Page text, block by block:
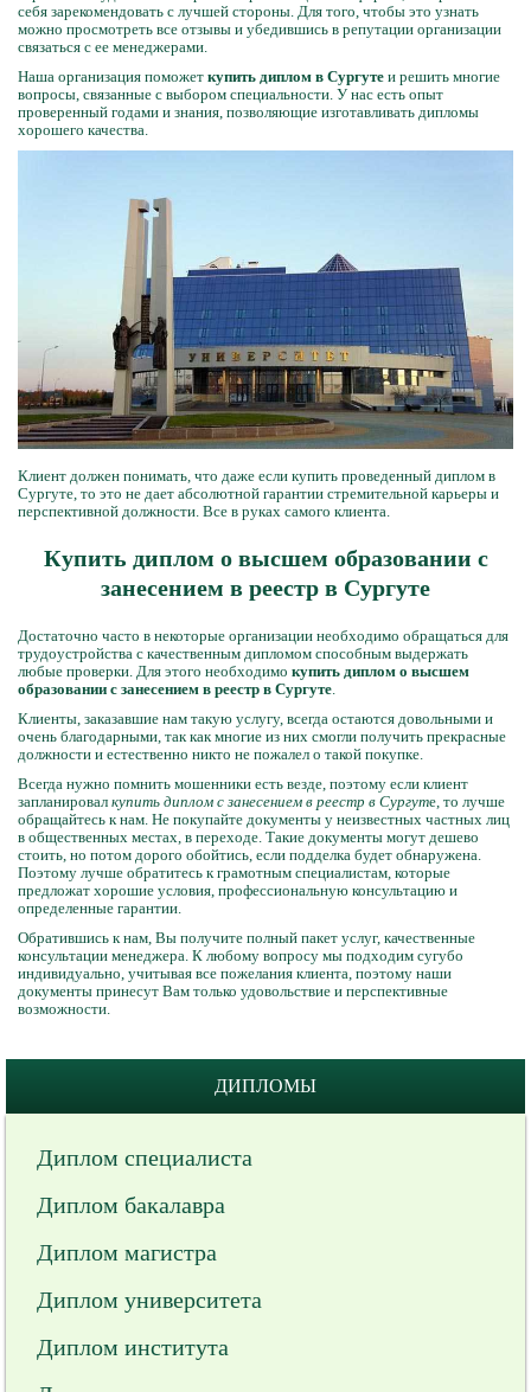
себя зарекомендовать с лучшей стороны. Для того, чтобы это узнать
можно просмотреть все отзывы и убедившись в репутации организации
связаться с ее менеджерами.
Наша организация поможет купить диплом в Сургуте и решить многие
вопросы, связанные с выбором специальности. У нас есть опыт
проверенный годами и знания, позволяющие изготавливать дипломы
хорошего качества.
Клиент должен понимать, что даже если купить проведенный диплом в
Сургуте, то это не дает абсолютной гарантии стремительной карьеры и
перспективной должности. Все в руках самого клиента.
Купить диплом о высшем образовании с
занесением в реестр в Сургуте
Достаточно часто в некоторые организации необходимо обращаться для
трудоустройства с качественным дипломом способным выдержать
любые проверки. Для этого необходимо купить диплом о высшем
образовании с занесением в реестр в Сургуте
Клиенты, заказавшие нам такую услугу, всегда остаются довольными и
очень благодарными, так как многие из них смогли получить прекрасные
должности и естественно никто не пожалел о такой покупке.
Всегда нужно помнить мошенники есть везде, поэтому если клиент
запланировал купить диплом с занесением в реестр в Сургуте, то лучше
обращайтесь к нам. Не покупайте документы у неизвестных частных лиц
в общественных местах, в переходе. Такие документы могут дешево
стоить, но потом дорого обойтись, если подделка будет обнаружена.
Поэтому лучше обратитесь к грамотным специалистам, которые
предложат хорошие условия, профессиональную консультацию и
определенные гарантии.
Обратившись к нам, Вы получите полный пакет услуг, качественные
консультации менеджера. К любому вопросу мы подходим сугубо
индивидуально, учитывая все пожелания клиента, поэтому наши
документы принесут Вам только удовольствие и перспективные
возможности.
ДИПЛОМЫ
Диплом специалиста
Диплом бакалавра
Диплом магистра
Диплом университета
Диплом института